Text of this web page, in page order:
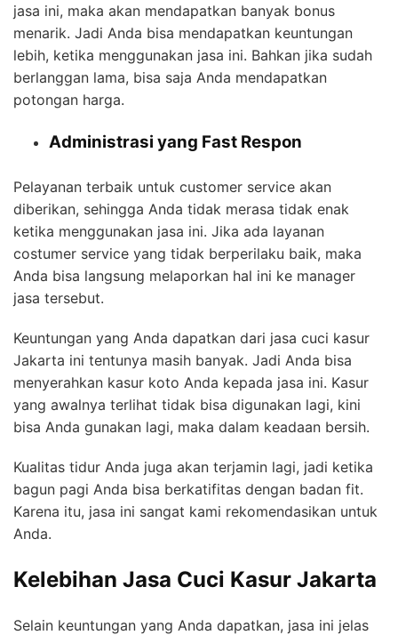
jasa ini, maka akan mendapatkan banyak bonus
menarik. Jadi Anda bisa mendapatkan keuntungan
lebih, ketika menggunakan jasa ini. Bahkan jika sudah
berlanggan lama, bisa saja Anda mendapatkan
potongan harga.
Administrasi yang Fast Respon
Pelayanan terbaik untuk customer service akan
diberikan, sehingga Anda tidak merasa tidak enak
ketika menggunakan jasa ini. Jika ada layanan
costumer service yang tidak berperilaku baik, maka
Anda bisa langsung melaporkan hal ini ke manager
jasa tersebut.
Keuntungan yang Anda dapatkan dari jasa cuci kasur
Jakarta ini tentunya masih banyak. Jadi Anda bisa
menyerahkan kasur koto Anda kepada jasa ini. Kasur
yang awalnya terlihat tidak bisa digunakan lagi, kini
bisa Anda gunakan lagi, maka dalam keadaan bersih.
Kualitas tidur Anda juga akan terjamin lagi, jadi ketika
bagun pagi Anda bisa berkatifitas dengan badan fit.
Karena itu, jasa ini sangat kami rekomendasikan untuk
Anda.
Kelebihan Jasa Cuci Kasur Jakarta
Selain keuntungan yang Anda dapatkan, jasa ini jelas